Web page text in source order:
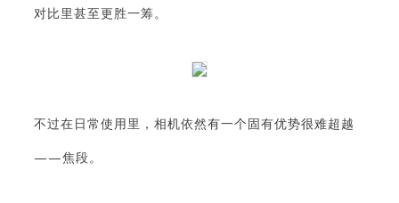
对比里甚至更胜一筹。
不过在日常使用里，相机依然有一个固有优势很难超越
——焦段。